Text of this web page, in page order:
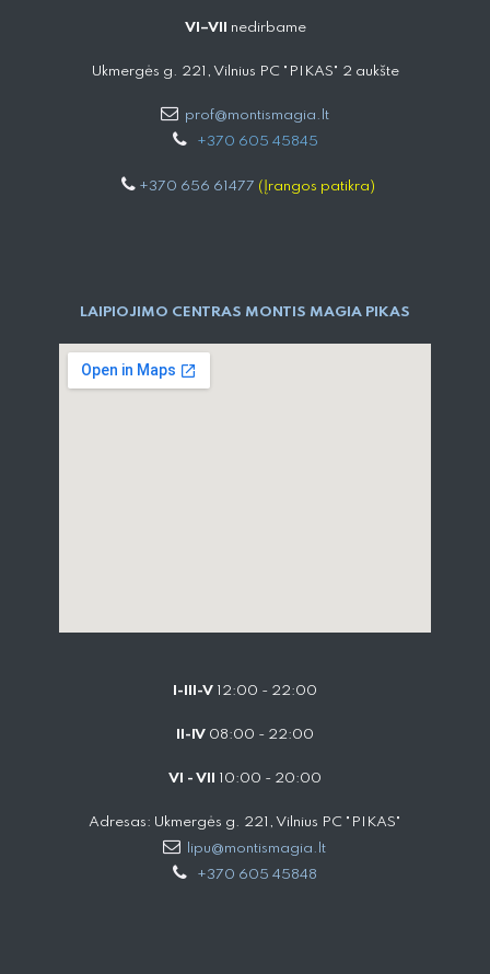
VI–VII nedirbame
Ukmergės g. 221, Vilnius PC "PIKAS" 2 aukšte
prof@montismagia.lt
+370 605 4584​5
+370 656 61477 (Įrangos patikra)
LAIPIOJIMO CENTRAS MONTIS MAGIA PIKAS
I-III-V 12:00 - 22:00
II-IV 08:00 - 22:00
VI - VII 10:00 - 20:00
Adresas: Ukmergės g. 221, Vilnius PC "PIKAS"
lipu@montismagia.lt
+370 605 45848